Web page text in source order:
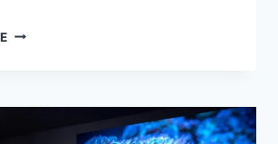
LES
QUAND